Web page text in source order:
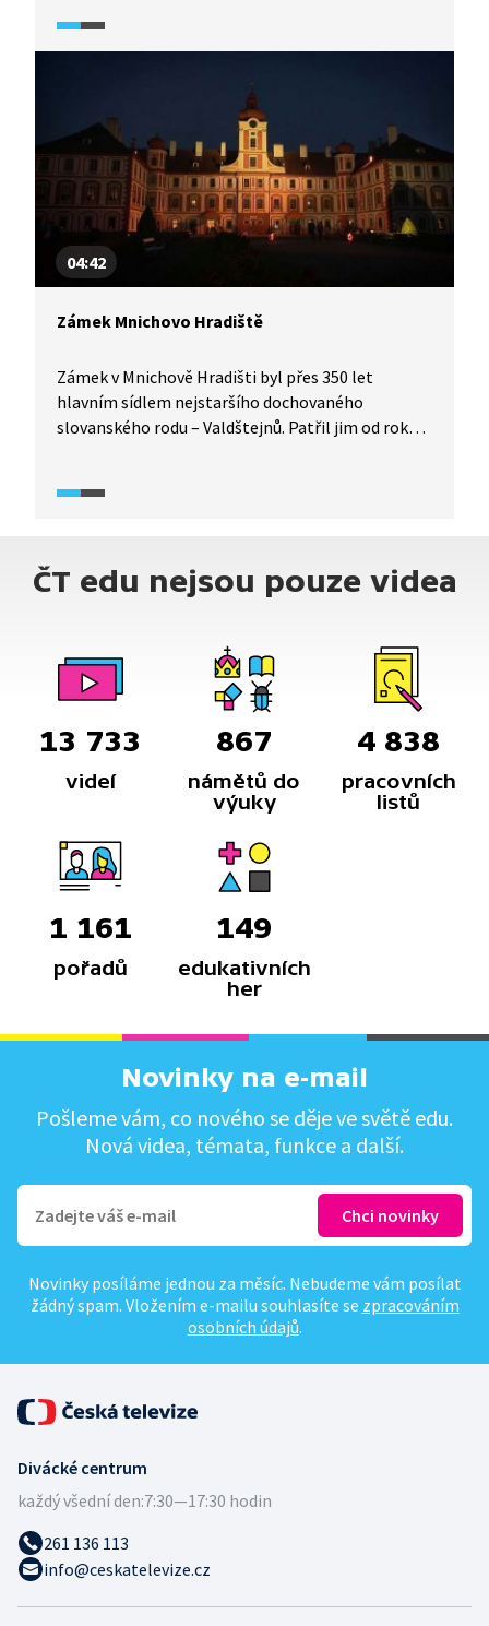
u Jičína. Část Valdštejnových ostatků se během
provedena profesorem Vlčkem v roce 1975.
04:42
Zámek Mnichovo Hradiště
Zámek v Mnichově Hradišti byl přes 350 let
hlavním sídlem nejstaršího dochovaného
slovanského rodu – Valdštejnů. Patřil jim od roku
Valdštejnů – Albrechtovi z Valdštejna. Zámek rodu
ČT edu nejsou pouze videa
13 733
videí
867
námětů do
výuky
4 838
pracovních
listů
1 161
pořadů
149
edukativních
her
Novinky na e-mail
Pošleme vám, co nového se děje ve světě edu.
Nová videa, témata, funkce a další.
Novinky posíláme jednou za měsíc. Nebudeme vám posílat
žádný spam. Vložením e-mailu souhlasíte se zpracováním
osobních údajů.